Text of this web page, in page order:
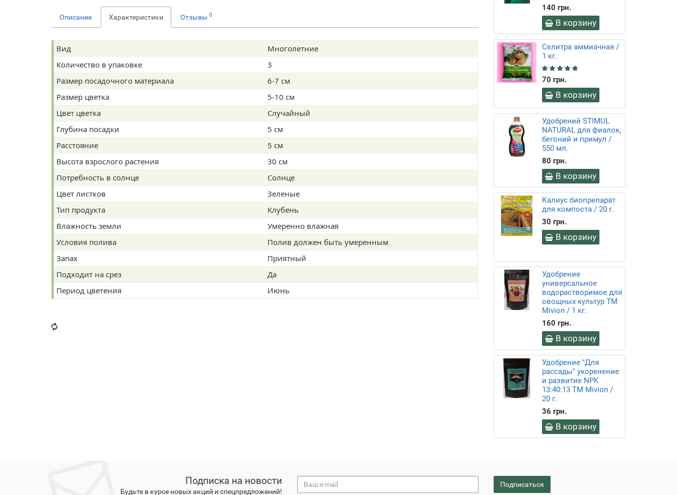
Описание Характеристики Отзывы 0
Вид
Многолетние
Количество в упаковке
3
Размер посадочного материала
6-7 см
Размер цветка
5-10 см
Цвет цветка
Случайный
Глубина посадки
5 см
Расстояние
5 см
Высота взрослого растения
30 см
Потребность в солнце
Солнце
Цвет листков
Зеленые
Тип продукта
Клубень
Влажность земли
Умеренно влажная
Условия полива
Полив должен быть умеренным
Запах
Приятный
Подходит на срез
Да
Период цветения
Июнь
140 грн.
В корзину
Селитра аммиачная /
1 кг.
70 грн.
В корзину
Удобрений STIMUL
NATURAL для фиалок,
бегоний и примул /
550 мл.
80 грн.
В корзину
Калиус биопрепарат
для компоста / 20 г.
30 грн.
В корзину
Удобрение
универсальное
водорастворимое для
овощных культур ТМ
Mivion / 1 кг.
160 грн.
В корзину
Удобрение "Для
рассады" укоренение
и развитие NPK
13:40:13 ТМ Mivion /
20 г.
36 грн.
В корзину
Подписка на новости
Будьте в курсе новых акций и спецпредложений!
Подписаться